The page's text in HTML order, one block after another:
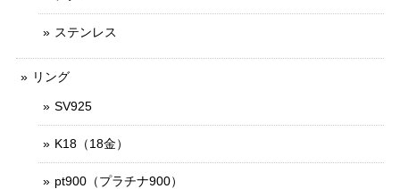
ステンレス
リング
SV925
K18（18金）
pt900（プラチナ900）